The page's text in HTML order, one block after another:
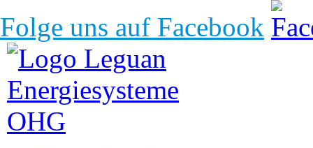
Folge uns auf Facebook